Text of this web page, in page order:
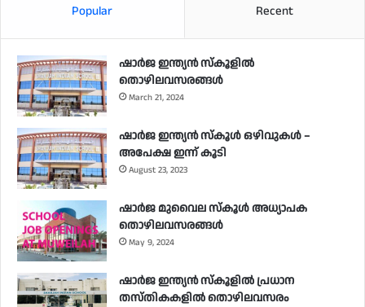
Popular Recent
ഷാർജ ഇന്ത്യൻ സ്കൂളിൽ
തൊഴിലവസരങ്ങൾ
March 21, 2024
ഷാർജ ഇന്ത്യൻ സ്‌കൂൾ ഒഴിവുകൾ –
അപേക്ഷ ഇന്ന് കൂടി
August 23, 2023
ഷാർജ മുവൈല സ്‌കൂൾ അധ്യാപക
തൊഴിലവസരങ്ങൾ
May 9, 2024
ഷാർജ ഇന്ത്യൻ സ്‌കൂളിൽ പ്രധാന
തസ്തികകളിൽ തൊഴിലവസരം